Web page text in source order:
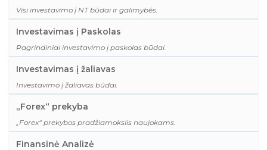
Visi investavimo į NT būdai ir galimybės.
Investavimas į Paskolas
Pagrindiniai investavimo į paskolas būdai.
Investavimas į žaliavas
Investavimo į žaliavas būdai.
„Forex“ prekyba
„Forex“ prekybos pradžiamokslis naujokams.
Finansinė Analizė